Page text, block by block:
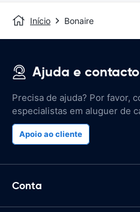
Início Bonaire
Ajuda e contacto
Precisa de ajuda? Por favor,
especialistas em aluguer de
Apoio ao cliente
Conta